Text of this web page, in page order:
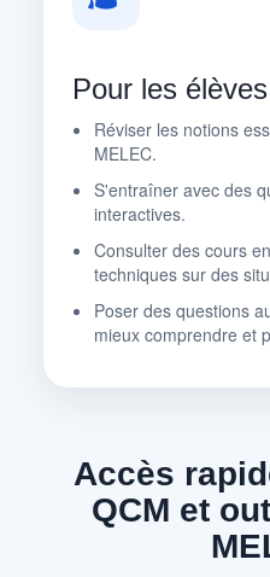
Pour les élèves
Réviser les notions
MELEC.
S'entraîner avec des
interactives.
Consulter des cours
techniques sur des
Poser des questions
mieux comprendre et
Accès
QCM et